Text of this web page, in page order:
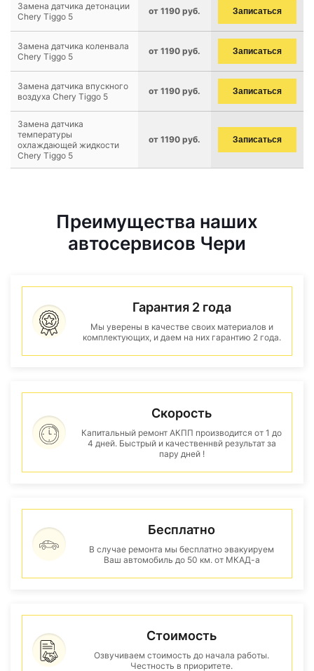
Замена датчика детонации
Chery Tiggo 5
от 1190 руб. Записаться
Замена датчика коленвала
Chery Tiggo 5
от 1190 руб. Записаться
Замена датчика впускного
воздуха Chery Tiggo 5
от 1190 руб. Записаться
Замена датчика
температуры
охлаждающей жидкости
Chery Tiggo 5
от 1190 руб. Записаться
Преимущества наших
автосервисов Чери
Гарантия 2 года
Мы уверены в качестве своих материалов и
комплектующих, и даем на них гарантию 2 года.
Скорость
Капитальный ремонт АКПП производится от 1 до
4 дней. Быстрый и качественнвй результат за
пару дней !
Бесплатно
В случае ремонта мы бесплатно эвакуируем
Ваш автомобиль до 50 км. от МКАД-а
Стоимость
Озвучиваем стоимость до начала работы.
Честность в приоритете.